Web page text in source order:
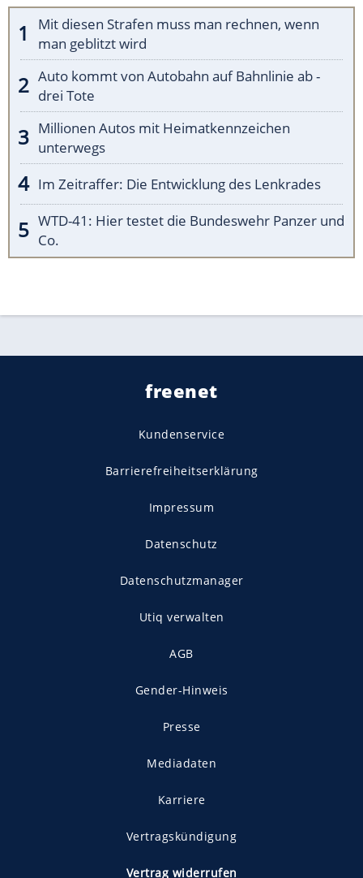
Mit diesen Strafen muss man rechnen, wenn
man geblitzt wird
Auto kommt von Autobahn auf Bahnlinie ab -
drei Tote
Millionen Autos mit Heimatkennzeichen
unterwegs
Im Zeitraffer: Die Entwicklung des Lenkrades
WTD-41: Hier testet die Bundeswehr Panzer und
Co.
freenet
Kundenservice
Barrierefreiheitserklärung
Impressum
Datenschutz
Datenschutzmanager
Utiq verwalten
AGB
Gender-Hinweis
Presse
Mediadaten
Karriere
Vertragskündigung
Vertrag widerrufen